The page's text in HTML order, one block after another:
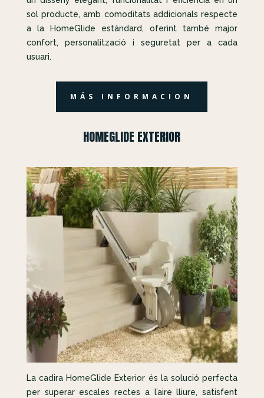
sol producte, amb comoditats addicionals respecte
a la HomeGlide estàndard, oferint també major
confort, personalització i seguretat per a cada
usuari.
MÁS INFORMACION
HOMEGLIDE EXTERIOR
La cadira HomeGlide Exterior és la solució perfecta
per superar escales rectes a l’aire lliure, satisfent